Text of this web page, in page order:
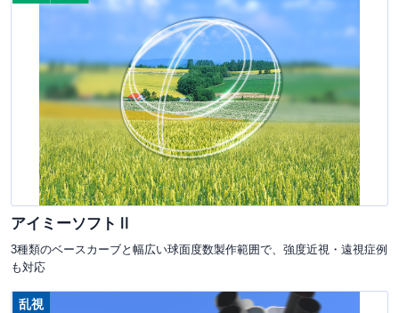
アイミーソフトⅡ
3種類のベースカーブと幅広い球面度数製作範囲で、強度近視・遠視症例
も対応
乱視